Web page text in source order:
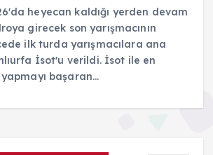
heyecan kaldığı yerden devam
girecek son yarışmacının
ilk turda yarışmacılara ana
İsot'u verildi. İsot ile en
yapmayı başaran…